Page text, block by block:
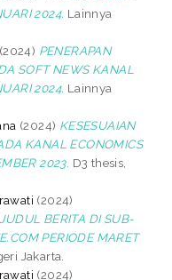
2024. Lainnya
(2024) PENERAPAN
SOFT NEWS KANAL
2024. Lainnya
(2024) KESESUAIAN
KANAL ECONOMICS
2023. D3 thesis,
(2024)
BERITA DI SUB-
PERIODE MARET
Jakarta.
(2024)